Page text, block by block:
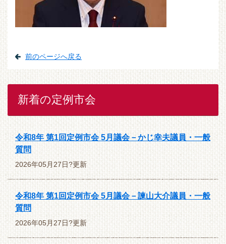
前のページへ戻る
新着の定例市会
令和8年 第1回定例市会 5月議会－かじ幸夫議員・一般
質問
2026年05月27日?更新
令和8年 第1回定例市会 5月議会－諫山大介議員・一般
質問
2026年05月27日?更新